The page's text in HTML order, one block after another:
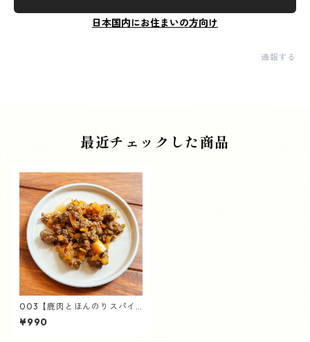
日本国内にお住まいの方向け
通報する
最近チェックした商品
003【鹿肉とほんのりスパイ
ス】ナナイロカレー
¥990